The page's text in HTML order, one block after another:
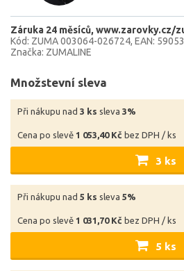
Záruka 24 měsíců www.zarovky.cz/
Kód: ZUMA 003064-026724 EAN:
Značka: ZUMALINE
Množstevní sleva
Při nákupu nad 3 ks sleva 3%
Cena po slevě 1 053,40 Kč bez DPH / ks
3 ks
Při nákupu nad 5 ks sleva 5%
Cena po slevě 1 031,70 Kč bez DPH / ks
5 ks